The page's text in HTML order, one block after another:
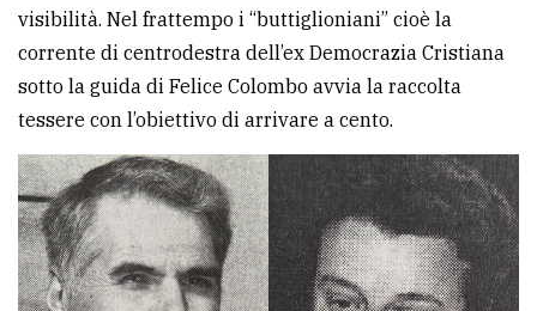
Ricerca
avanzata
ALTRE
TESTATE
visibilità. Nel frattempo i “buttiglioniani” cioè la
corrente di centrodestra dell’ex Democrazia Cristiana
sotto la guida di Felice Colombo avvia la raccolta
tessere con l’obiettivo di arrivare a cento.